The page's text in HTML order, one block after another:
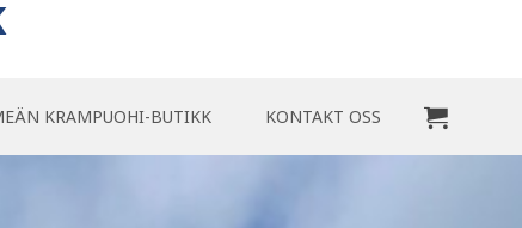
KRAMPUOHI-BUTIKK KONTAKT OSS